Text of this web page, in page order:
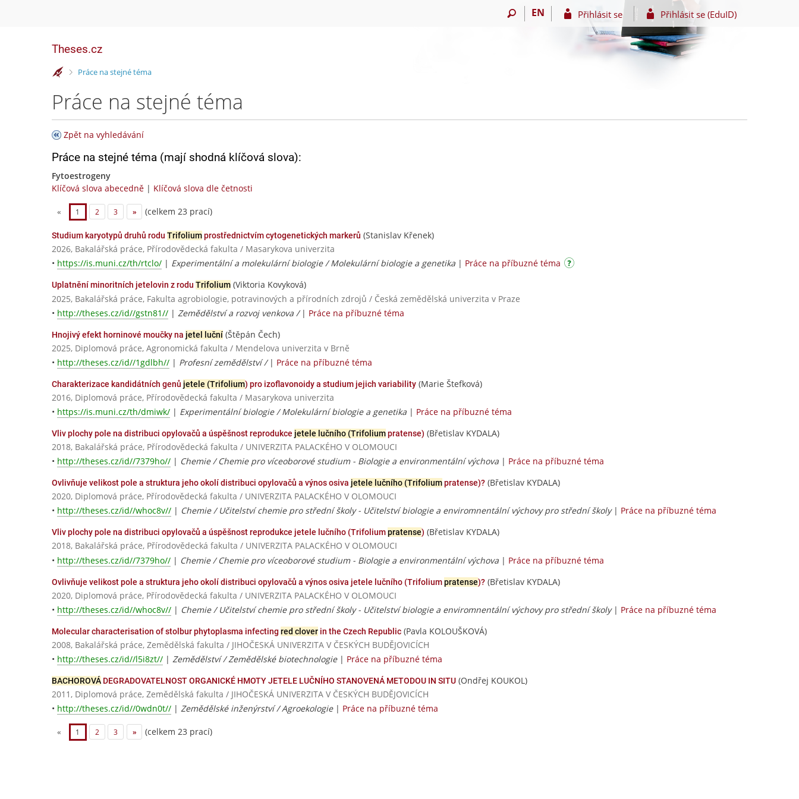
EN Přihlásit se Přihlásit se (EduID)
Theses.cz
>Práce na stejné téma
Práce na stejné téma
Zpět na vyhledávání
Práce na stejné téma (mají shodná klíčová slova):
Fytoestrogeny
Klíčová slova abecedně | Klíčová slova dle četnosti
« 1 2 3 » (celkem 23 prací)
Studium karyotypů druhů rodu Trifoliumprostřednictvím cytogenetických markerů (Stanislav Křenek)
2026, Bakalářská práce, Přírodovědecká fakulta / Masarykova univerzita
• https://is.muni.cz/th/rtclo/ | Experimentální a molekulární biologie / Molekulární biologie a genetika | Práce na příbuzné téma
Uplatnění minoritních jetelovin z rodu Trifolium (Viktoria Kovyková)
2025, Bakalářská práce, Fakulta agrobiologie, potravinových a přírodních zdrojů / Česká zemědělská univerzita v Praze
• http://theses.cz/id//gstn81// | Zemědělství a rozvoj venkova / | Práce na příbuzné téma
Hnojivý efekt horninové moučky na jetel luční (Štěpán Čech)
2025, Diplomová práce, Agronomická fakulta / Mendelova univerzita v Brně
• http://theses.cz/id//1gdlbh// | Profesní zemědělství / | Práce na příbuzné téma
Charakterizace kandidátních genů jetele (Trifolium) pro izoflavonoidy a studium jejich variability (Marie Štefková)
2016, Diplomová práce, Přírodovědecká fakulta / Masarykova univerzita
• https://is.muni.cz/th/dmiwk/ | Experimentální biologie / Molekulární biologie a genetika | Práce na příbuzné téma
Vliv plochy pole na distribuci opylovačů a úspěšnost reprodukce jetele lučního (Trifoliumpratense) (Břetislav KYDALA)
2018, Bakalářská práce, Přírodovědecká fakulta / UNIVERZITA PALACKÉHO V OLOMOUCI
• http://theses.cz/id//7379ho// | Chemie / Chemie pro víceoborové studium - Biologie a environmentální výchova | Práce na příbuzné téma
Ovlivňuje velikost pole a struktura jeho okolí distribuci opylovačů a výnos osiva jetele lučního (Trifoliumpratense)? (Břetislav KYDALA)
2020, Diplomová práce, Přírodovědecká fakulta / UNIVERZITA PALACKÉHO V OLOMOUCI
• http://theses.cz/id//whoc8v// | Chemie / Učitelství chemie pro střední školy - Učitelství biologie a enviromnentální výchovy pro střední školy| Práce na příbuzné téma
Vliv plochy pole na distribuci opylovačů a úspěšnost reprodukce jetele lučního (Trifoliumpratense) (Břetislav KYDALA)
2018, Bakalářská práce, Přírodovědecká fakulta / UNIVERZITA PALACKÉHO V OLOMOUCI
• http://theses.cz/id//7379ho// | Chemie / Chemie pro víceoborové studium - Biologie a environmentální výchova | Práce na příbuzné téma
Ovlivňuje velikost pole a struktura jeho okolí distribuci opylovačů a výnos osiva jetele lučního (Trifoliumpratense)? (Břetislav KYDALA)
2020, Diplomová práce, Přírodovědecká fakulta / UNIVERZITA PALACKÉHO V OLOMOUCI
• http://theses.cz/id//whoc8v// | Chemie / Učitelství chemie pro střední školy - Učitelství biologie a enviromnentální výchovy pro střední školy| Práce na příbuzné téma
Molecular characterisation of stolbur phytoplasma infecting red clover in the Czech Republic (Pavla KOLOUŠKOVÁ)
2008, Bakalářská práce, Zemědělská fakulta / JIHOČESKÁ UNIVERZITA V ČESKÝCH BUDĚJOVICÍCH
• http://theses.cz/id//l5i8zt// | Zemědělství / Zemědělské biotechnologie| Práce na příbuzné téma
BACHOROVÁ DEGRADOVATELNOST ORGANICKÉ HMOTY JETELE LUČNÍHO STANOVENÁ METODOU IN SITU (Ondřej KOUKOL)
2011, Diplomová práce, Zemědělská fakulta / JIHOČESKÁ UNIVERZITA V ČESKÝCH BUDĚJOVICÍCH
• http://theses.cz/id//0wdn0t// | Zemědělské inženýrství / Agroekologie| Práce na příbuzné téma
« 1 2 3 » (celkem 23 prací)